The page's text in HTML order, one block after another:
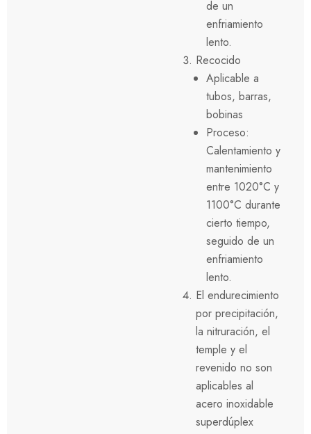
de un
enfriamiento
lento.
Recocido
Aplicable a
tubos, barras,
bobinas
Proceso:
Calentamiento y
mantenimiento
entre 1020°C y
1100°C durante
cierto tiempo,
seguido de un
enfriamiento
lento.
El endurecimiento
por precipitación,
la nitruración, el
temple y el
revenido no son
aplicables al
acero inoxidable
superdúplex